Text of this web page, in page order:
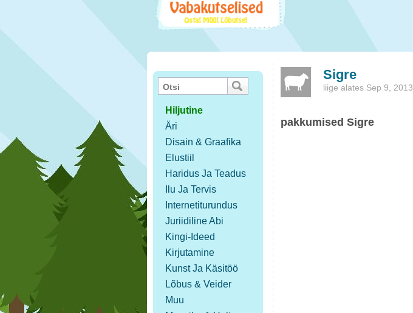
Hiljutine
Äri
Disain & Graafika
Elustiil
Haridus Ja Teadus
Ilu Ja Tervis
Internetiturundus
Juriidiline Abi
Kingi-Ideed
Kirjutamine
Kunst Ja Käsitöö
Lõbus & Veider
Muu
Sigre
liige alates Sep 9, 2013
pakkumised Sigre